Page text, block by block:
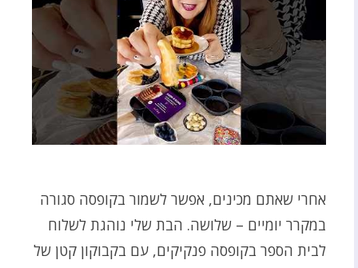
אחרי שאתם מכינים, אפשר לשמור בקופסה סגורה
במקרר יומיים – שלושה. הבת שלי נוהגת לשלוח
לבית הספר בקופסה פנקיקים, עם בקבוקון קטן של